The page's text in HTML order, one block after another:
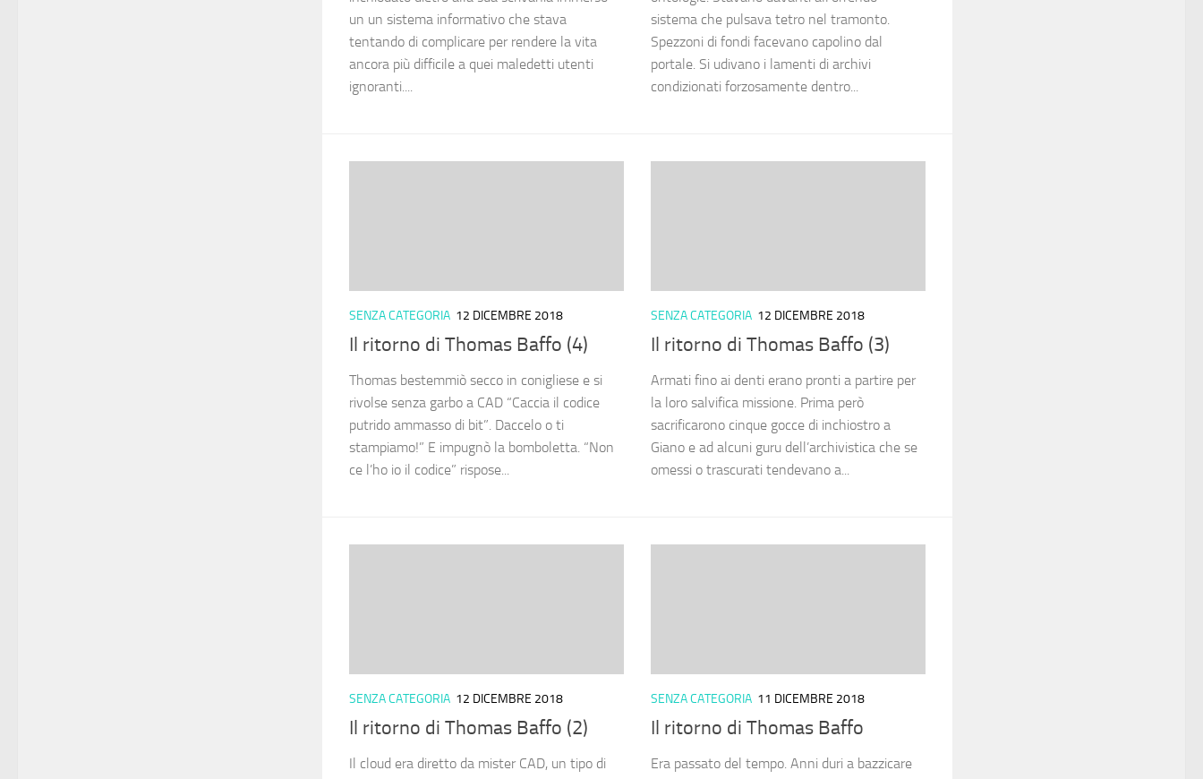
un un sistema informativo che stava
tentando di complicare per rendere la vita
ancora più difficile a quei maledetti utenti
ignoranti....
sistema che pulsava tetro nel tramonto.
Spezzoni di fondi facevano capolino dal
portale. Si udivano i lamenti di archivi
condizionati forzosamente dentro...
SENZA CATEGORIA 12 DICEMBRE 2018
Il ritorno di Thomas Baffo (4)
Thomas bestemmiò secco in conigliese e si
rivolse senza garbo a CAD “Caccia il codice
putrido ammasso di bit”. Daccelo o ti
stampiamo!” E impugnò la bomboletta. “Non
ce l’ho io il codice” rispose...
SENZA CATEGORIA 12 DICEMBRE 2018
Il ritorno di Thomas Baffo (3)
Armati fino ai denti erano pronti a partire per
la loro salvifica missione. Prima però
sacrificarono cinque gocce di inchiostro a
Giano e ad alcuni guru dell’archivistica che se
omessi o trascurati tendevano a...
SENZA CATEGORIA 12 DICEMBRE 2018
Il ritorno di Thomas Baffo (2)
Il cloud era diretto da mister CAD, un tipo di
SENZA CATEGORIA 11 DICEMBRE 2018
Il ritorno di Thomas Baffo
Era passato del tempo. Anni duri a bazzicare